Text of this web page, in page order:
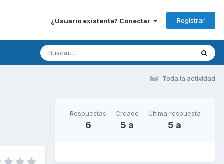
¿Usuario existente? Conectar Registrar
Toda la actividad
Respuestas
6
Creado
5 a
Última respuesta
5 a